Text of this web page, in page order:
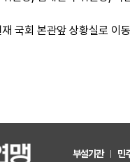
재 국회 본관앞 상황실로 이
부설기관 민